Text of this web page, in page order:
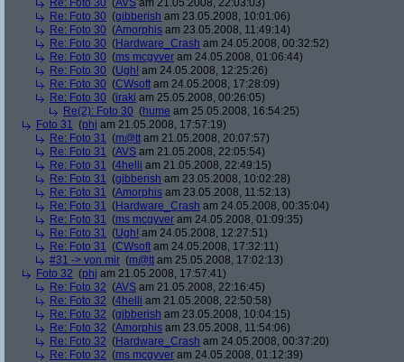
Re: Foto 30 (AVS am 21.05.2008, 22:03:03)
Re: Foto 30 (gibberish am 23.05.2008, 10:01:06)
Re: Foto 30 (Amorphis am 23.05.2008, 11:49:14)
Re: Foto 30 (Hardware_Crash am 24.05.2008, 00:32:52)
Re: Foto 30 (ms mcgyver am 24.05.2008, 01:06:44)
Re: Foto 30 (Ugh! am 24.05.2008, 12:25:26)
Re: Foto 30 (CWsoft am 24.05.2008, 17:28:09)
Re: Foto 30 (iraki am 25.05.2008, 00:26:05)
Re(2): Foto 30 (hume am 25.05.2008, 16:54:25)
Foto 31 (phj am 21.05.2008, 17:57:19)
Re: Foto 31 (m@tt am 21.05.2008, 20:07:57)
Re: Foto 31 (AVS am 21.05.2008, 22:05:54)
Re: Foto 31 (4helli am 21.05.2008, 22:49:15)
Re: Foto 31 (gibberish am 23.05.2008, 10:02:28)
Re: Foto 31 (Amorphis am 23.05.2008, 11:52:13)
Re: Foto 31 (Hardware_Crash am 24.05.2008, 00:35:04)
Re: Foto 31 (ms mcgyver am 24.05.2008, 01:09:35)
Re: Foto 31 (Ugh! am 24.05.2008, 12:27:51)
Re: Foto 31 (CWsoft am 24.05.2008, 17:32:11)
#31 -> von mir (m@tt am 25.05.2008, 17:02:13)
Foto 32 (phj am 21.05.2008, 17:57:41)
Re: Foto 32 (AVS am 21.05.2008, 22:16:45)
Re: Foto 32 (4helli am 21.05.2008, 22:50:58)
Re: Foto 32 (gibberish am 23.05.2008, 10:04:15)
Re: Foto 32 (Amorphis am 23.05.2008, 11:54:06)
Re: Foto 32 (Hardware_Crash am 24.05.2008, 00:37:20)
Re: Foto 32 (ms mcgyver am 24.05.2008, 01:12:39)